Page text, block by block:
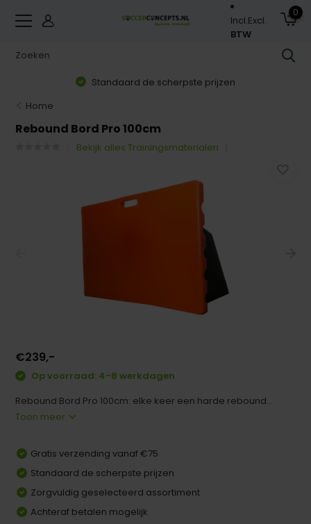
Incl.Excl.
BTW
0
Standaard de scherpste prijzen
Home
Rebound Bord Pro 100cm
Bekijk alles Trainingsmaterialen
€239,-
Op voorraad: 4-8 werkdagen
Rebound Bord Pro 100cm: elke keer een harde rebound...
Toon meer
Gratis verzending vanaf €75
Standaard de scherpste prijzen
Zorgvuldig geselecteerd assortiment
Achteraf betalen mogelijk